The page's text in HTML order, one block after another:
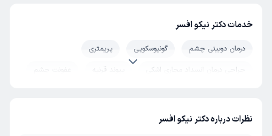
خدمات دکتر نیکو افسر
درمان دوبینی چشم گونیوسکوپی
پریمتری
جراحی درمان انسداد مجاری اشکی
پیوند قرنیه
عفونت چشم
پاکیمتری
تنبلی چشم کودکان و بزرگسالان
نظرات درباره دکتر نیکو افسر